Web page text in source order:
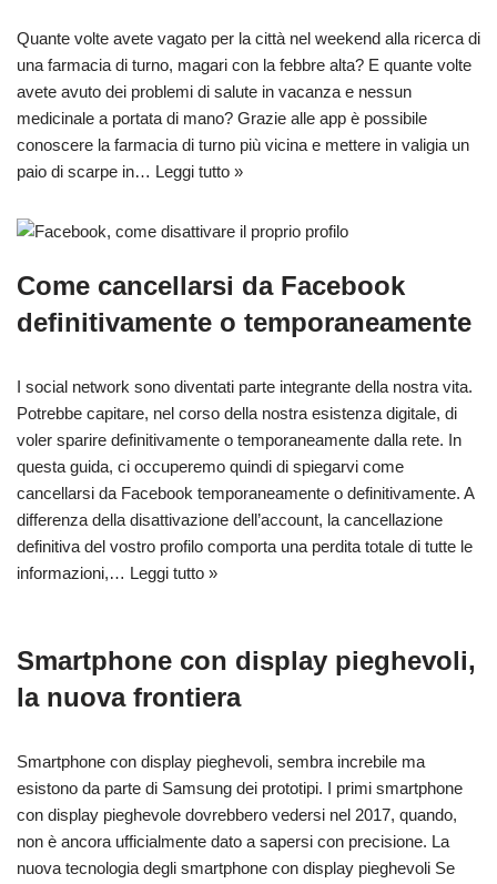
Quante volte avete vagato per la città nel weekend alla ricerca di
una farmacia di turno, magari con la febbre alta? E quante volte
avete avuto dei problemi di salute in vacanza e nessun
medicinale a portata di mano? Grazie alle app è possibile
conoscere la farmacia di turno più vicina e mettere in valigia un
paio di scarpe in… Leggi tutto »
Come cancellarsi da Facebook
definitivamente o temporaneamente
I social network sono diventati parte integrante della nostra vita.
Potrebbe capitare, nel corso della nostra esistenza digitale, di
voler sparire definitivamente o temporaneamente dalla rete. In
questa guida, ci occuperemo quindi di spiegarvi come
cancellarsi da Facebook temporaneamente o definitivamente. A
differenza della disattivazione dell’account, la cancellazione
definitiva del vostro profilo comporta una perdita totale di tutte le
informazioni,… Leggi tutto »
Smartphone con display pieghevoli,
la nuova frontiera
Smartphone con display pieghevoli, sembra increbile ma
esistono da parte di Samsung dei prototipi. I primi smartphone
con display pieghevole dovrebbero vedersi nel 2017, quando,
non è ancora ufficialmente dato a sapersi con precisione. La
nuova tecnologia degli smartphone con display pieghevoli Se